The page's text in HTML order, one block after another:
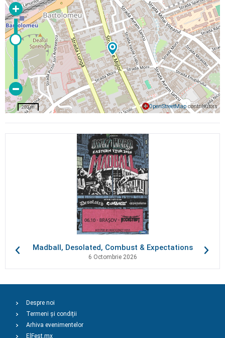
©OpenStreetMap contributors
200 m
Madball, Desolated, Combust & Expectations
6 Octombrie 2026
Despre noi
Termeni și condiții
Arhiva evenimentelor
ElFest.mx